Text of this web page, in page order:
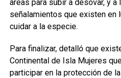
áreas para subir a desovar, y
señalamientos que existen en
cuidar a la especie.
Para finalizar, detalló que
Continental de Isla Mujeres
participar en la protección de